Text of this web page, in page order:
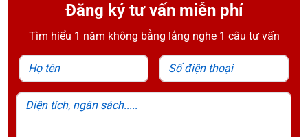
Đăng ký tư vấn miễn phí
Tìm hiểu 1 năm không bằng lắng nghe 1 câu tư vấn
Số điện thoại